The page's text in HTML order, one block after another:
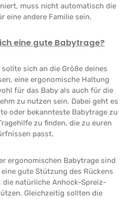
muss nicht automatisch die
eine andere Familie sein.
eine gute Babytrage?
sich an die Größe deines
eine ergonomische Haltung
für das Baby als auch für die
zu nutzen sein. Dabei geht es
oder bekannteste Babytrage zu
zu finden, die zu euren
passt.
ergonomischen Babytrage sind
gute Stützung des Rückens
die natürliche Anhock-Spreiz-
Gleichzeitig sollten die